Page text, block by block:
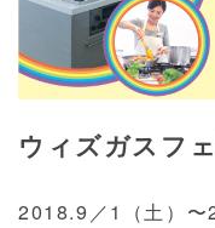
ウィズガスフ
2018.9／1（土）〜